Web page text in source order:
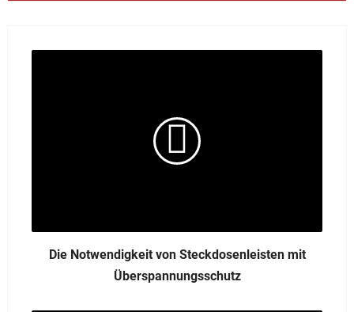
Die Notwendigkeit von Steckdosenleisten mit
Überspannungsschutz